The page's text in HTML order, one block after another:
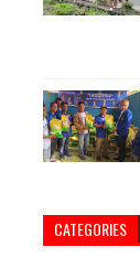
CATEGORIES